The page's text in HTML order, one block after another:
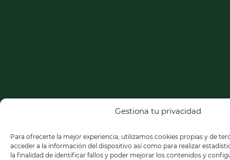
Gestiona tu privacidad
Para ofrecerte la mejor experiencia, utilizamos cookies propias y de
acceder a la información del dispositivo así como para realizar
la finalidad de identificar fallos y poder mejorar los contenidos y